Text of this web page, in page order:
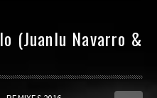
(Juanlu Navarro &